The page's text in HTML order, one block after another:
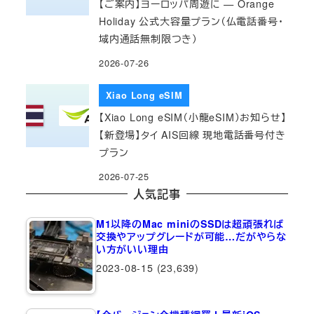
【ご案内】ヨーロッパ周遊に — Orange
Holiday 公式大容量プラン（仏電話番号・
域内通話無制限つき）
2026-07-26
Xiao Long eSIM
【Xiao Long eSIM（小龍eSIM）お知らせ】
【新登場】タイ AIS回線 現地電話番号付き
プラン
2026-07-25
人気記事
M1以降のMac miniのSSDは超頑張れば
交換やアップグレードが可能…だがやらな
い方がいい理由
2023-08-15 (23,639)